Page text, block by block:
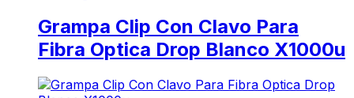
Grampa Clip Con Clavo Para
Fibra Optica Drop Blanco X1000u